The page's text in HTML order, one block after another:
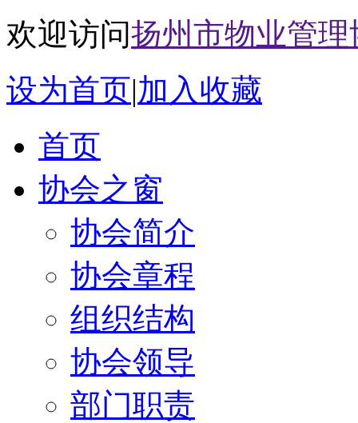
欢迎访问扬州市物业管理
设为首页|加入收藏
首页
协会之窗
协会简介
协会章程
组织结构
协会领导
部门职责